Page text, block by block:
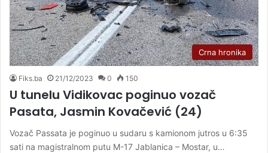
Crna hronika
Fiks.ba 21/12/2023 0 150
U tunelu Vidikovac poginuo vozač
Pasata, Jasmin Kovačević (24)
Vozač Passata je poginuo u sudaru s kamionom jutros u 6:35
sati na magistralnom putu M-17 Jablanica – Mostar, u…